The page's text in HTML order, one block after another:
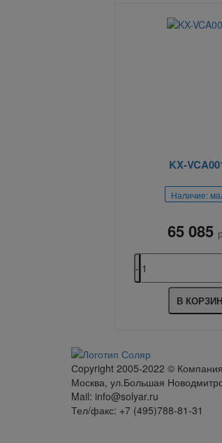
KX-
Наличие:
65 085
В
Сopyright 2005-2022 ©
Москва, ул.Большая
Mail: info@solyar.ru
Тел/факс: +7 (495)788-81-31